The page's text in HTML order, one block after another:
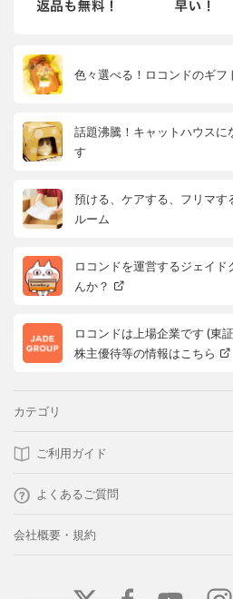
色々選べる！ロコンドのギフ
話題沸騰！キャットハウスに
す
預ける、ケアする、フリマす
ルーム
ロコンドを運営するジェイ
んか？
ロコンドは上場企業です (東
株主優待等の情報はこちら
カテゴリ
ご利用ガイド
よくあるご質問
会社概要・規約